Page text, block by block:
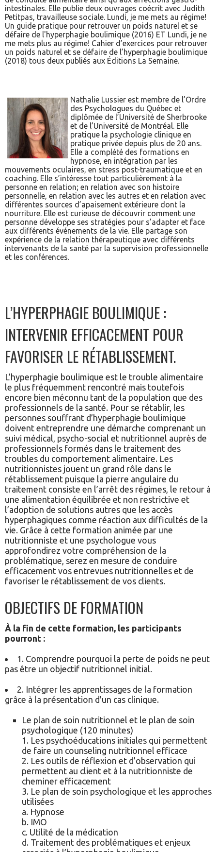
intestinales. Elle publie deux ouvrages coécrit avec Judith
Petitpas, travailleuse sociale. Lundi, je me mets au régime!
Un guide pratique pour retrouver un poids naturel et se
défaire de l'hyperphagie boulimique (2016) ET Lundi, je ne
me mets plus au régime! Cahier d’exercices pour retrouver
un poids naturel et se défaire de l’hyperphagie boulimique
(2018) tous deux publiés aux Éditions La Semaine.
Nathalie Lussier est membre de l’Ordre
des Psychologues du Québec et
diplômée de l’Université de Sherbrooke
et de l’Université de Montréal. Elle
pratique la psychologie clinique en
pratique privée depuis plus de 20 ans.
Elle a complété des formations en
hypnose, en intégration par les
mouvements oculaires, en stress post-traumatique et en
coaching. Elle s’intéresse tout particulièrement à la
personne en relation; en relation avec son histoire
personnelle, en relation avec les autres et en relation avec
différentes sources d’apaisement extérieure dont la
nourriture. Elle est curieuse de découvrir comment une
personne développe ses stratégies pour s’adapter et face
aux différents événements de la vie. Elle partage son
expérience de la relation thérapeutique avec différents
intervenants de la santé par la supervision professionnelle
et les conférences.
L’HYPERPHAGIE BOULIMIQUE :
INTERVENIR EFFICACEMENT POUR
FAVORISER LE RÉTABLISSEMENT.
L’hyperphagie boulimique est le trouble alimentaire
le plus fréquemment rencontré mais toutefois
encore bien méconnu tant de la population que des
professionnels de la santé. Pour se rétablir, les
personnes souffrant d’hyperphagie boulimique
doivent entreprendre une démarche comprenant un
suivi médical, psycho-social et nutritionnel auprès de
professionnels formés dans le traitement des
troubles du comportement alimentaire. Les
nutritionnistes jouent un grand rôle dans le
rétablissement puisque la pierre angulaire du
traitement consiste en l’arrêt des régimes, le retour à
une alimentation équilibrée et non restrictive et
l’adoption de solutions autres que les accès
hyperphagiques comme réaction aux difficultés de la
vie. Grâce à cette formation animée par une
nutritionniste et une psychologue vous
approfondirez votre compréhension de la
problématique, serez en mesure de conduire
efficacement vos entrevues nutritionnelles et de
favoriser le rétablissement de vos clients.
OBJECTIFS DE FORMATION
À la fin de cette formation, les participants
pourront :
1. Comprendre pourquoi la perte de poids ne peut
pas être un objectif nutritionnel initial.
2. Intégrer les apprentissages de la formation
grâce à la présentation d'un cas clinique.
Le plan de soin nutritionnel et le plan de soin
psychologique (120 minutes)
1. Les psychoéducations initiales qui permettent
de faire un counseling nutritionnel efficace
2. Les outils de réflexion et d’observation qui
permettent au client et à la nutritionniste de
cheminer efficacement
3. Le plan de soin psychologique et les approches
utilisées
a. Hypnose
b. IMO
c. Utilité de la médication
d. Traitement des problématiques et enjeux